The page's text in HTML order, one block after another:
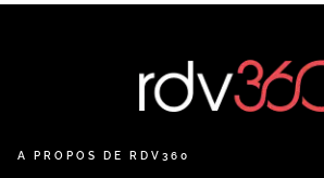
A PROPOS DE RDV360